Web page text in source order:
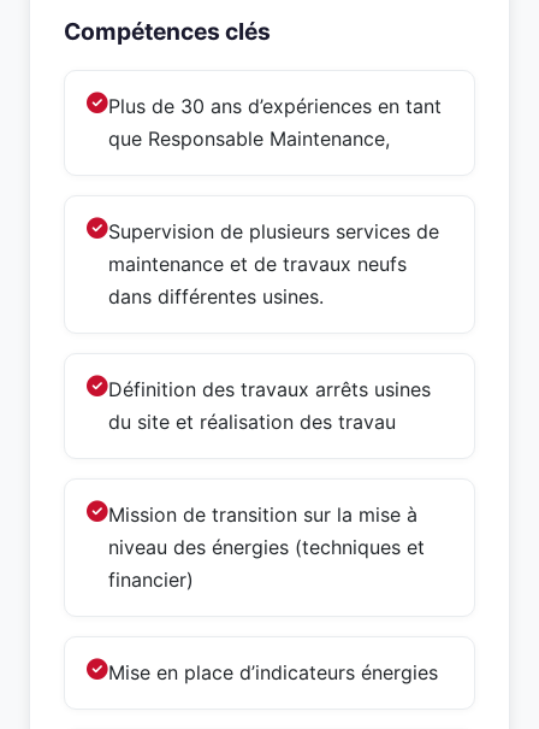
Compétences clés
Plus de 30 ans d’expériences en tant
que Responsable Maintenance,
Supervision de plusieurs services de
maintenance et de travaux neufs
dans différentes usines.
Définition des travaux arrêts usines
du site et réalisation des travau
Mission de transition sur la mise à
niveau des énergies (techniques et
financier)
Mise en place d’indicateurs énergies